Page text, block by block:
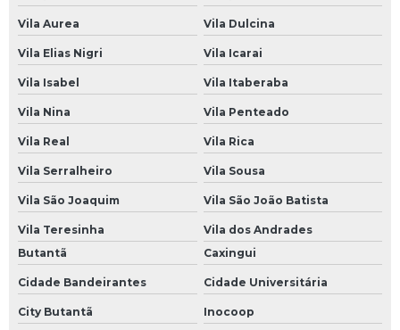
Loja de Bateria Moura para Caminhão
Loja de Bateria para Caminhão
Loja de Bateria para Caminhão 150 Amperes
Baterias para Carro
Bateria 60 Amperes Carro
Bateria Carro
Bateria Carro 60
Bateria Carro 60a
Bateria Carro 60ah
Bateria Carro Heliar
Vila Aurea Vila Dulcina
Vila Elias Nigri Vila Icarai
Vila Isabel Vila Itaberaba
Vila Nina Vila Penteado
Vila Real Vila Rica
Vila Serralheiro Vila Sousa
Vila São Joaquim Vila São João Batista
Vila Teresinha
Vila dos Andrades
Butantã
Caxingui
Cidade Bandeirantes Cidade Universitária
City Butantã Inocoop